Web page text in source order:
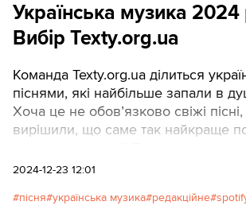
Українська музика 2024
Вибір Texty.org.ua
Команда Texty.org.ua ділиться
піснями, які найбільше запали в
Хоча це не обов’язково свіжі
вирішили, що саме так найкраще
Spotify, ми підготували наш
2024-12-23 12:01
пісня українська музика редакційне